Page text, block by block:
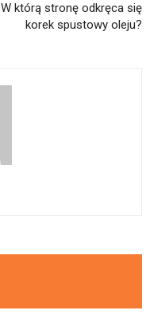
W którą stronę odkręca się
korek spustowy oleju?